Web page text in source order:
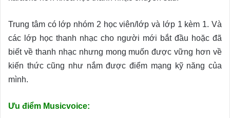
Trung tâm có lớp nhóm 2 học viên/lớp và lớp 1 kèm 1. Và
các lớp học thanh nhạc cho người mới bắt đầu hoặc đã
biết về thanh nhạc nhưng mong muốn được vững hơn về
kiến thức cũng như nắm được điểm mạng kỹ năng của
mình.
Ưu điểm Musicvoice: